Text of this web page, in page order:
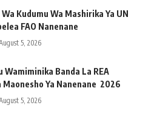
Kudumu Wa Mashirika Ya UN
FAO Nanenane
5, 2026
Wamiminika Banda La REA
Maonesho Ya Nanenane 2026
5, 2026